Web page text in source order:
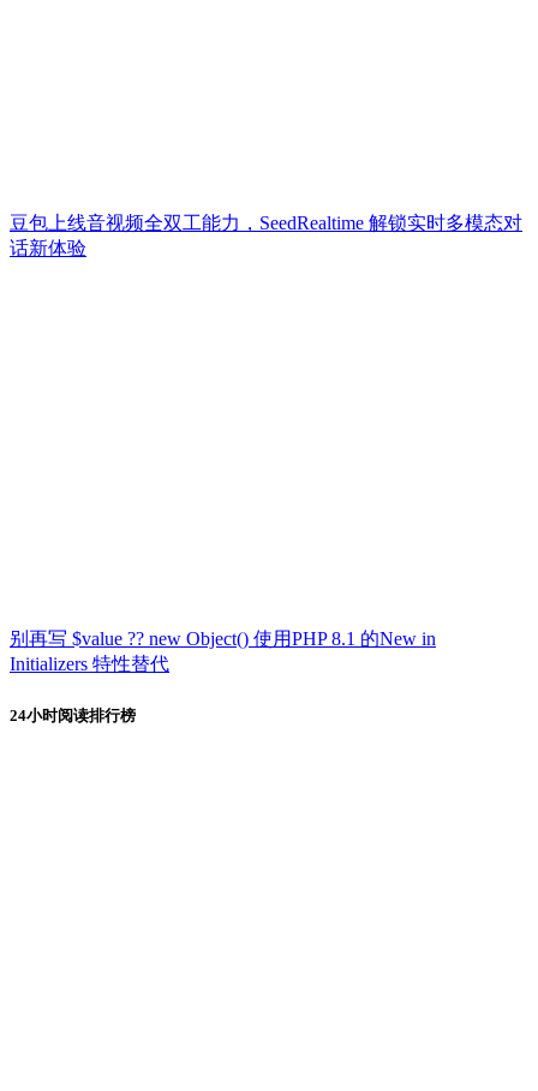
豆包上线音视频全双工能力，SeedRealtime 解锁实时多模态对
话新体验
别再写 $value ?? new Object() 使用PHP 8.1 的New in
Initializers 特性替代
24小时阅读排行榜